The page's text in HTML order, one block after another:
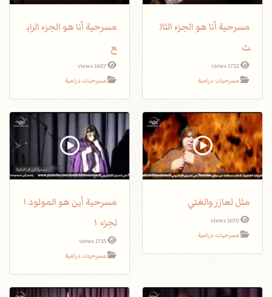
مسرحية أنا هو الجزء الثال
ث
1722 views
مسرحيات درامية
مسرحية أنا هو الجزء الراب
ع
1607 views
مسرحيات درامية
مثل لعازر والغني
1670 views
مسرحيات درامية
مسرحية أين هو المولود ا
لجزء ١
1715 views
مسرحيات درامية